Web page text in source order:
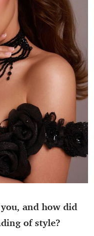
and how did
of style?